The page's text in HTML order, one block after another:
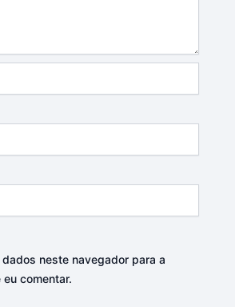
dados neste navegador para a
comentar.